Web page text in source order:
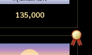
135,000